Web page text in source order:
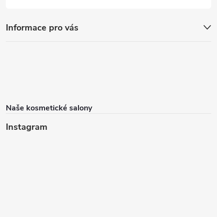
Informace pro vás
Naše kosmetické salony
Instagram